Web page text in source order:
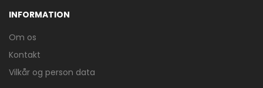
INFORMATION
Om os
Kontakt
Vilkår og person data